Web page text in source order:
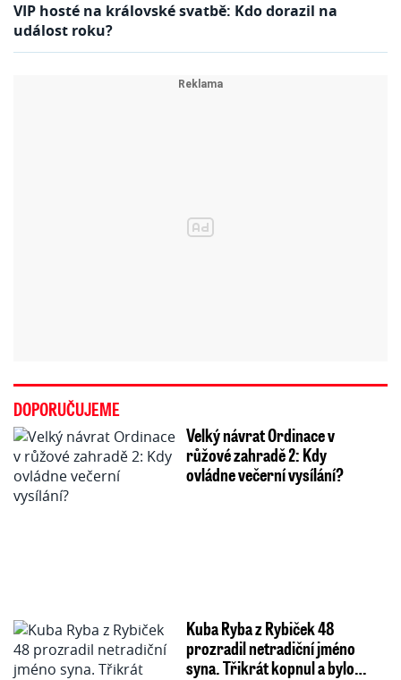
VIP hosté na královské svatbě: Kdo dorazil na
událost roku?
DOPORUČUJEME
Velký návrat Ordinace v
růžové zahradě 2: Kdy
ovládne večerní vysílání?
Kuba Ryba z Rybiček 48
prozradil netradiční jméno
syna. Třikrát kopnul a bylo…